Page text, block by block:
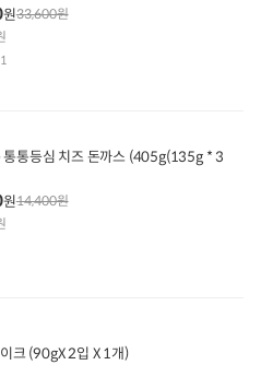
원33,600원
원14,400원
한우 스테이크 (90gX 2입 X 1개)